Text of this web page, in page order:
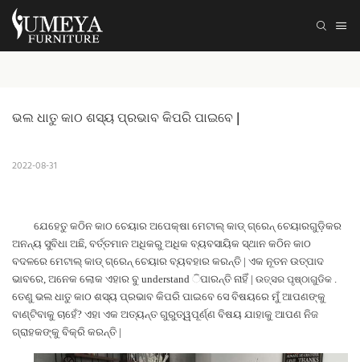
ଭଲ ଧାତୁ କାଠ ଶସ୍ୟ ପ୍ରଭାବ କିପରି ପାଇବେ |
2022-08-31
ଯେହେତୁ କଠିନ କାଠ ଚେୟାର ଅପେକ୍ଷା ମେଟାଲ୍ କାଡ୍ ଗ୍ରେନ୍ ଚେୟାରଗୁଡ଼ିକର
ଅନନ୍ୟ ସୁବିଧା ଅଛି, ବର୍ତ୍ତମାନ ଅଧିକରୁ ଅଧିକ ବ୍ୟବସାୟିକ ସ୍ଥାନ କଠିନ କାଠ
ବଦଳରେ ମେଟାଲ୍ କାଡ୍ ଗ୍ରେନ୍ ଚେୟାର ବ୍ୟବହାର କରନ୍ତି | ଏକ ନୂତନ ଉତ୍ପାଦ
ଭାବରେ, ଅନେକ ଲୋକ ଏହାର ବୁ understand ିପାରନ୍ତି ନାହିଁ | ଉତ୍ସର ପୃଷ୍ଠାଗୁଡିକ
ତେଣୁ ଭଲ ଧାତୁ କାଠ ଶସ୍ୟ ପ୍ରଭାବ କିପରି ପାଇବେ ସେ ବିଷୟରେ ମୁଁ ଆପଣଙ୍କୁ
ବାଣ୍ଟିବାକୁ ଚାହେଁ? ଏହା ଏକ ଅତ୍ୟନ୍ତ ଗୁରୁତ୍ୱପୂର୍ଣ୍ଣ ବିଷୟ ଯାହାକୁ ଆପଣ ନିଜ
ଗ୍ରାହକଙ୍କୁ ବିକ୍ରି କରନ୍ତି |